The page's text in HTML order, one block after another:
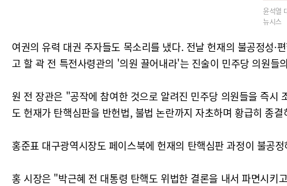
윤석열
뉴시스
여권의 유력 대권 주자들도 목소리를 냈다. 전날 헌재의 불공정성
고 할 곽 전 특전사령관의 '의원 끌어내라'는 진술이 민주당 의원
원 전 장관은 "공작에 참여한 것으로 알려진 민주당 의원들을 즉
도 헌재가 탄핵심판을 반헌법, 불법 논란까지 자초하며 황급히 종
홍준표 대구광역시장도 페이스북에 헌재의 탄핵심판 과정이 불공
홍 시장은 "박근혜 전 대통령 탄핵도 위법한 결론을 내서 파면시